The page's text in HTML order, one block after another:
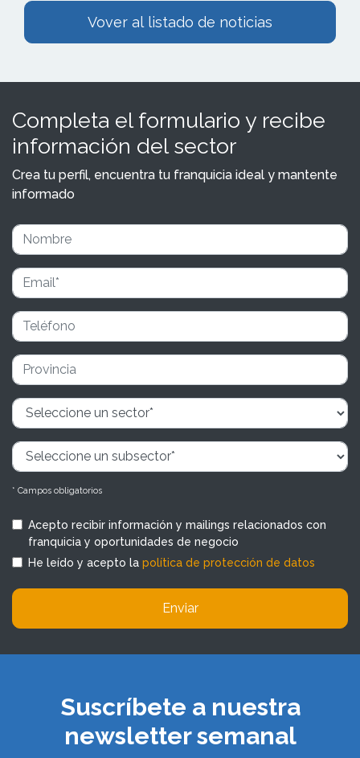
Vover al listado de noticias
Completa el formulario y recibe
información del sector
Crea tu perfil, encuentra tu franquicia ideal y mantente
informado
* Campos obligatorios
Acepto recibir información y mailings relacionados con
franquicia y oportunidades de negocio
He leído y acepto la política de protección de datos
Enviar
Suscríbete a nuestra
newsletter semanal